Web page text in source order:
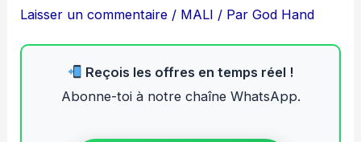
Laisser un commentaire / MALI / ParGod Hand
Reçois les offres en temps réel !
Abonne-toi à notre chaîne WhatsApp.